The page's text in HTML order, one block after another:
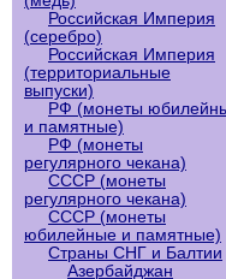
Российская Империя
(серебро)
Российская Империя
(территориальные
выпуски)
РФ (монеты
и памятные)
РФ (монеты
регулярного чекана)
СССР (монеты
регулярного чекана)
СССР (монеты
юбилейные и памятные)
Страны СНГ и Балтии
Азербайджан